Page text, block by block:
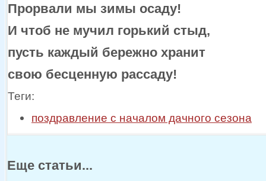
Прорвали мы зимы осаду!
И чтоб не мучил горький стыд,
пусть каждый бережно хранит
свою бесценную рассаду!
Теги:
поздравление с началом дачного сезона
Еще статьи...